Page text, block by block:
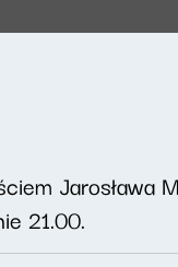
Jarosława
21.00.